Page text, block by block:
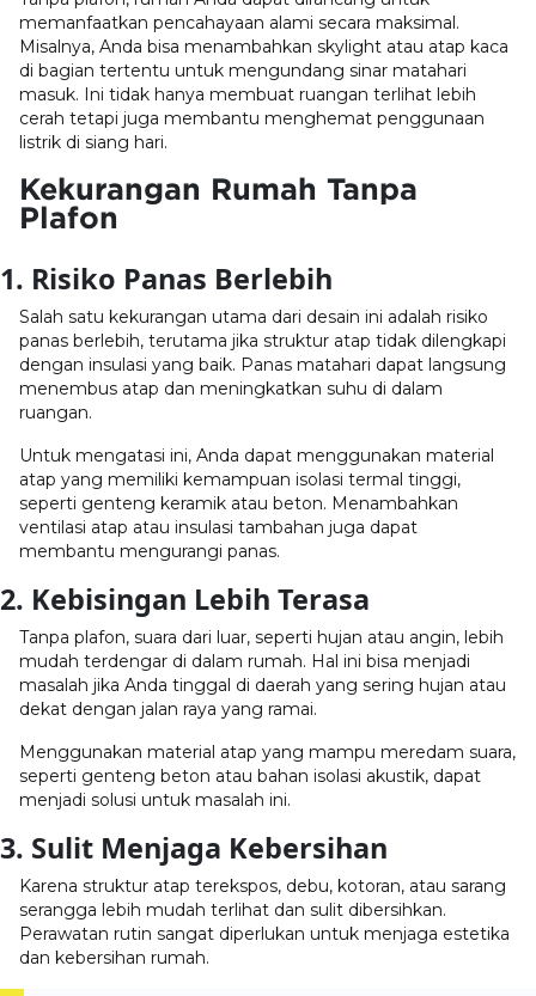
memanfaatkan pencahayaan alami secara maksimal.
Misalnya, Anda bisa menambahkan skylight atau atap kaca
di bagian tertentu untuk mengundang sinar matahari
masuk. Ini tidak hanya membuat ruangan terlihat lebih
cerah tetapi juga membantu menghemat penggunaan
listrik di siang hari.
Kekurangan Rumah Tanpa
Plafon
1. Risiko Panas Berlebih
Salah satu kekurangan utama dari desain ini adalah risiko
panas berlebih, terutama jika struktur atap tidak dilengkapi
dengan insulasi yang baik. Panas matahari dapat langsung
menembus atap dan meningkatkan suhu di dalam
ruangan.
Untuk mengatasi ini, Anda dapat menggunakan material
atap yang memiliki kemampuan isolasi termal tinggi,
seperti genteng keramik atau beton. Menambahkan
ventilasi atap atau insulasi tambahan juga dapat
membantu mengurangi panas.
2. Kebisingan Lebih Terasa
Tanpa plafon, suara dari luar, seperti hujan atau angin, lebih
mudah terdengar di dalam rumah. Hal ini bisa menjadi
masalah jika Anda tinggal di daerah yang sering hujan atau
dekat dengan jalan raya yang ramai.
Menggunakan material atap yang mampu meredam suara,
seperti genteng beton atau bahan isolasi akustik, dapat
menjadi solusi untuk masalah ini.
3. Sulit Menjaga Kebersihan
Karena struktur atap terekspos, debu, kotoran, atau sarang
serangga lebih mudah terlihat dan sulit dibersihkan.
Perawatan rutin sangat diperlukan untuk menjaga estetika
dan kebersihan rumah.